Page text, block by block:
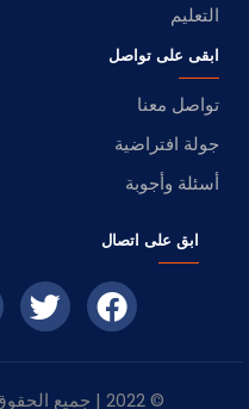
التعليم
ابقى على تواصل
تواصل معنا
جولة افتراضية
أسئلة وأجوبة
ابق على اتصال
© 2022 | جميع الحقوق محفوظه